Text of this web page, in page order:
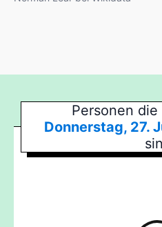
Personen
Donnerstag, 27.